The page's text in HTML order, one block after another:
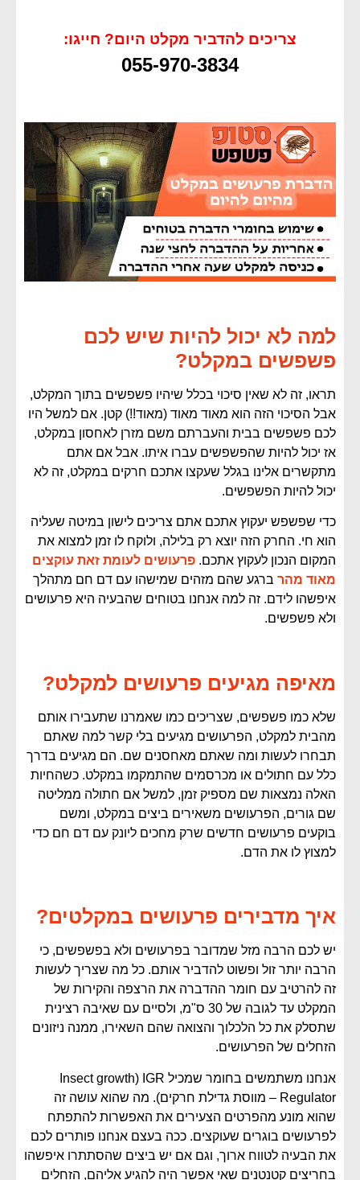
צריכים להדביר מקלט היום? חייגו:
055-970-3834
למה לא יכול להיות שיש לכם
פשפשים במקלט?
תראו, זה לא שאין סיכוי בכלל שיהיו פשפשים בתוך המקלט,
אבל הסיכוי הזה הוא מאוד מאוד (מאוד!!) קטן. אם למשל היו
לכם פשפשים בבית והעברתם משם מזרן לאחסון במקלט,
אז יכול להיות שהפשפשים עברו איתו. אבל אם אתם
מתקשרים אלינו בגלל שעקצו אתכם חרקים במקלט, זה לא
יכול להיות הפשפשים.
כדי שפשפש יעקוץ אתכם אתם צריכים לישון במיטה שעליה
הוא חי. החרק הזה יוצא רק בלילה, ולוקח לו זמן למצוא את
המקום הנכון לעקוץ אתכם. פרעושים לעומת זאת עוקצים
מאוד מהר ברגע שהם מזהים שמישהו עם דם חם מתהלך
איפשהו לידם. זה למה אנחנו בטוחים שהבעיה היא פרעושים
ולא פשפשים.
מאיפה מגיעים פרעושים למקלט?
שלא כמו פשפשים, שצריכים כמו שאמרנו שתעבירו אותם
מהבית למקלט, הפרעושים מגיעים בלי קשר למה שאתם
תבחרו לעשות ומה שאתם מאחסנים שם. הם מגיעים בדרך
כלל עם חתולים או מכרסמים שהתמקמו במקלט. כשהחיות
האלה נמצאות שם מספיק זמן, למשל אם חתולה ממליטה
שם גורים, הפרעושים משאירים ביצים במקלט, ומשם
בוקעים פרעושים חדשים שרק מחכים ליונק עם דם חם כדי
למצוץ לו את הדם.
איך מדבירים פרעושים במקלטים?
יש לכם הרבה מזל שמדובר בפרעושים ולא בפשפשים, כי
הרבה יותר זול ופשוט להדביר אותם. כל מה שצריך לעשות
זה להרטיב עם חומר ההדברה את הרצפה והקירות של
המקלט עד לגובה של 30 ס"מ, ולסיים עם שאיבה רצינית
שתסלק את כל הלכלוך והצואה שהם השאירו, ממנה ניזונים
הזחלים של הפרעושים.
אנחנו משתמשים בחומר שמכיל IGR (Insect growth
Regulator – מווסת גדילת חרקים). מה שהוא עושה זה
שהוא מונע מהפרטים הצעירים את האפשרות להתפתח
לפרעושים בוגרים שעוקצים. ככה בעצם אנחנו פותרים לכם
את הבעיה לטווח ארוך, וגם אם יש ביצים שהסתתרו איפשהו
בחריצים קטנטנים שאי אפשר היה להגיע אליהם, הזחלים